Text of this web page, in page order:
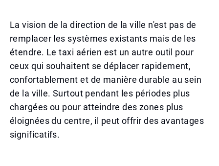
La vision de la direction de la ville n'est pas de
remplacer les systèmes existants mais de les
étendre. Le taxi aérien est un autre outil pour
ceux qui souhaitent se déplacer rapidement,
confortablement et de manière durable au sein
de la ville. Surtout pendant les périodes plus
chargées ou pour atteindre des zones plus
éloignées du centre, il peut offrir des avantages
significatifs.